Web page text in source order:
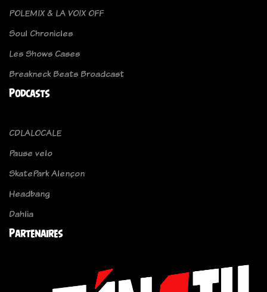
POLEMIX & LA VOIX OFF
Soul Chronicles
Les Shows Cases
Breakneck Beats Broadcast
Podcasts
CDLALOCALE
Pause velo
SkatePark Alençon
Headbang
Dahlia
Partenaires